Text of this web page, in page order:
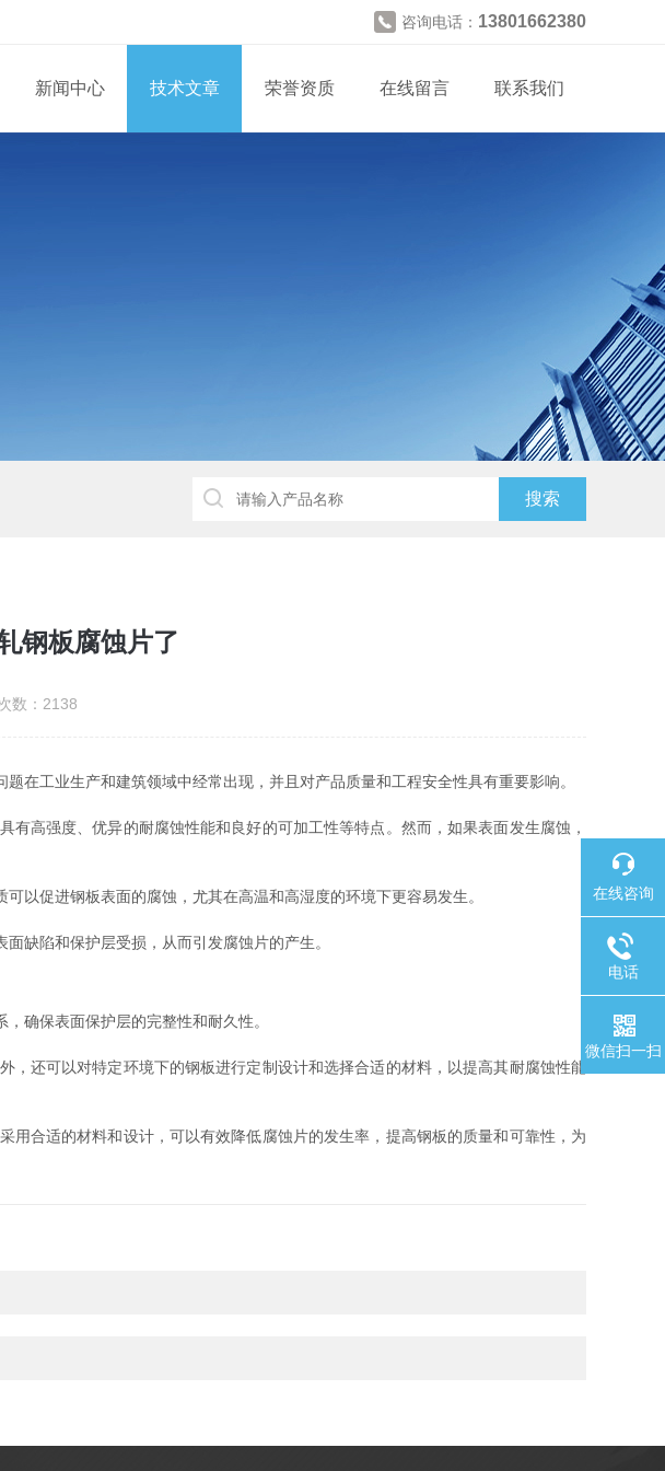
咨询电话： 13801662380
新闻中心 技术文章 荣誉资质 在线留言 联系我们
钢板腐蚀片了
数：2138
题在工业生产和建筑领域中经常出现，并且对产品质量和工程安全性具有重要影响。
高强度、优异的耐腐蚀性能和良好的可加工性等特点。然而，如果表面发生腐蚀，
促进钢板表面的腐蚀，尤其在高温和高湿度的环境下更容易发生。
缺陷和保护层受损，从而引发腐蚀片的产生。
确保表面保护层的完整性和耐久性。
还可以对特定环境下的钢板进行定制设计和选择合适的材料，以提高其耐腐蚀性能
合适的材料和设计，可以有效降低腐蚀片的发生率，提高钢板的质量和可靠性，为
在线咨询
电话
微信扫一扫